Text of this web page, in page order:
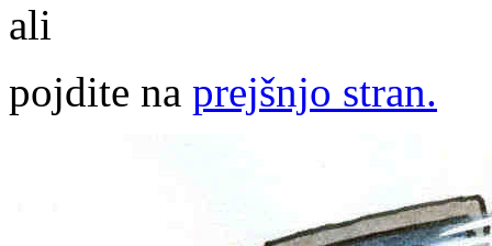
ali
pojdite na prejšnjo stran.